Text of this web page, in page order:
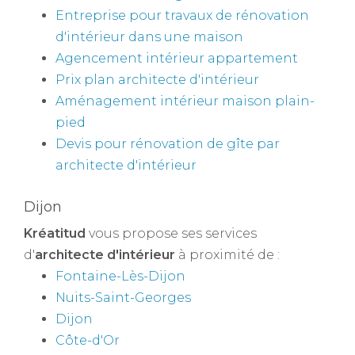
Entreprise pour travaux de rénovation
d'intérieur dans une maison
Agencement intérieur appartement
Prix plan architecte d'intérieur
Aménagement intérieur maison plain-
pied
Devis pour rénovation de gîte par
architecte d'intérieur
Dijon
Kréatitud vous propose ses services
d'architecte d'intérieur à proximité de :
Fontaine-Lès-Dijon
Nuits-Saint-Georges
Dijon
Côte-d'Or